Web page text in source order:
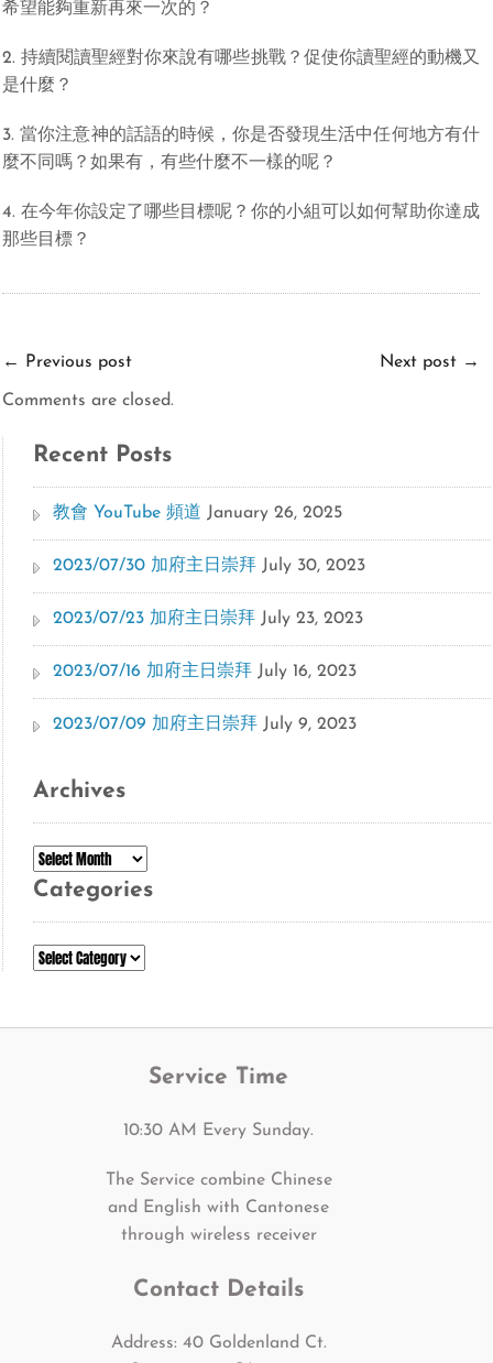
希望能夠重新再來一次的？
2. 持續閱讀聖經對你來說有哪些挑戰？促使你讀聖經的動機又
是什麼？
3. 當你注意神的話語的時候，你是否發現生活中任何地方有什
麼不同嗎？如果有，有些什麼不一樣的呢？
4. 在今年你設定了哪些目標呢？你的小組可以如何幫助你達成
那些目標？
← Previous post Next post →
Comments are closed.
Recent Posts
教會 YouTube 頻道 January 26, 2025
2023/07/30 加府主日崇拜 July 30, 2023
2023/07/23 加府主日崇拜 July 23, 2023
2023/07/16 加府主日崇拜 July 16, 2023
2023/07/09 加府主日崇拜 July 9, 2023
Archives
Archives
Categories
Categories
Service Time
10:30 AM Every Sunday.
The Service combine Chinese
and English with Cantonese
through wireless receiver
Contact Details
Address: 40 Goldenland Ct.